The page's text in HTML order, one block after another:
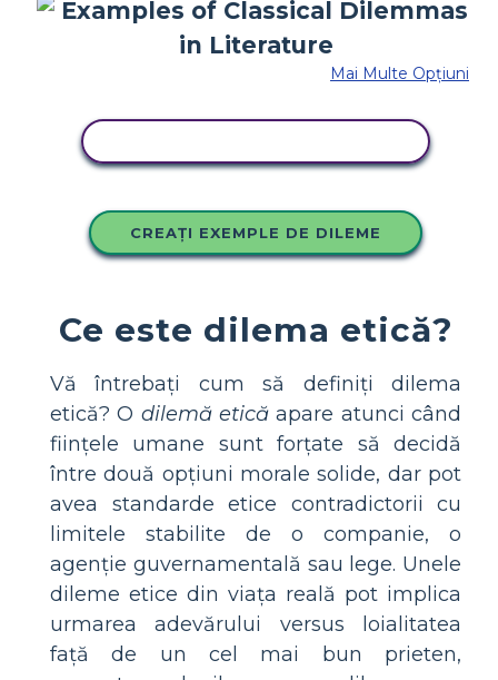
Mai Multe Opțiuni
CREAȚI EXEMPLE DE DILEME
Ce este dilema etică?
Vă întrebați cum să definiți dilema
etică? O dilemă etică apare atunci când
ființele umane sunt forțate să decidă
între două opțiuni morale solide, dar pot
avea standarde etice contradictorii cu
limitele stabilite de o companie, o
agenție guvernamentală sau lege. Unele
dileme etice din viața reală pot implica
urmarea adevărului versus loialitatea
față de un cel mai bun prieten,